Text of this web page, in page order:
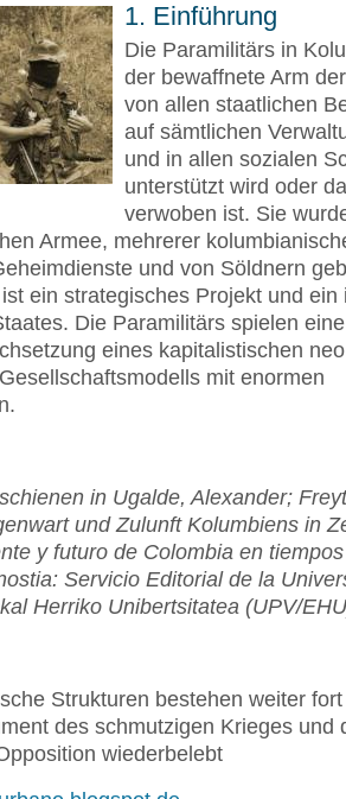
1. Einführung
Die Paramilitärs in
der bewaffnete Arm
von allen staatlichen
auf sämtlichen
und in allen sozialen
unterstützt wird oder
verwoben ist. Sie
Armee, mehrerer
und von Söldnern
ein strategisches Projekt und ein
Die Paramilitärs spielen
eines kapitalistischen
mit enormen
in Ugalde, Alexander;
und Zulunft Kolumbiens in
y futuro de Colombia en
Servicio Editorial de la
Herriko Unibertsitatea (UPV/
Strukturen bestehen weiter
des schmutzigen Krieges und
wiederbelebt